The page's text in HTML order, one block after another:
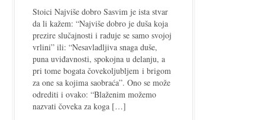
i
epikurejci
–
citati
Stoici Najviše dobro Sasvim je ista stvar
da li kažem: “Najviše dobro je duša koja
prezire slučajnosti i raduje se samo svojoj
vrlini” ili: “Nesavladljiva snaga duše,
puna uviđavnosti, spokojna u delanju, a
pri tome bogata čovekoljubljem i brigom
za one sa kojima saobraća”. Ono se može
odrediti i ovako: “Blaženim možemo
nazvati čoveka za koga […]